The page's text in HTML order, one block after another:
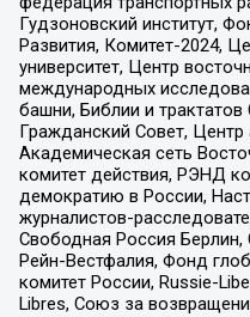
Гудзоновский институт,
Развития, Комитет-2024,
университет, Центр
международных
башни, Библии и
Гражданский Совет, Центр
Академическая сеть
комитет действия, РЭНД
демократию в России,
журналистов-
Свободная Россия
Рейн-Вестфалия, Фонд
комитет России, Russie-
Libres, Союз за